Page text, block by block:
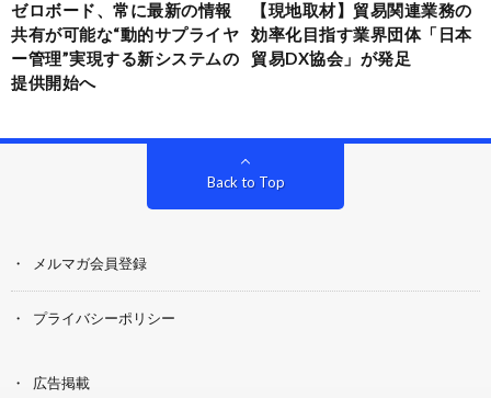
ゼロボード、常に最新の情報
共有が可能な“動的サプライヤ
ー管理”実現する新システムの
提供開始へ
【現地取材】貿易関連業務の
効率化目指す業界団体「日本
貿易DX協会」が発足
Back to Top
メルマガ会員登録
プライバシーポリシー
広告掲載